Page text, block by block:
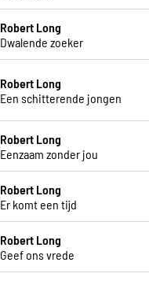
Robert Long
Dwalende zoeker
Robert Long
Een schitterende jongen
Robert Long
Eenzaam zonder jou
Robert Long
Er komt een tijd
Robert Long
Geef ons vrede